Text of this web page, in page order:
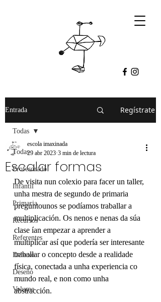
Entrada Regístrate
Todas
Profesorado
Infantil
Primaria
Recursos
Referentes
Debuxo
Deseño
Volume
Todas
Escalar formas
escola imaxinada
29 abr 2023 3 min de lectura
De visita nun colexio para facer un taller,
unha mestra de segundo de primaria
preguntounos se podíamos traballar a
multiplicación. Os nenos e nenas da súa
clase ían empezar a aprender a
multiplicar así que podería ser interesante
traballar o concepto desde a realidade
física, conectada a unha experiencia co
mundo real, e non como unha
abstracción.